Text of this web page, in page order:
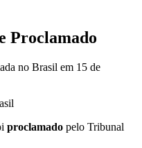
Proclamado
no Brasil em 15 de
proclamado pelo Tribunal